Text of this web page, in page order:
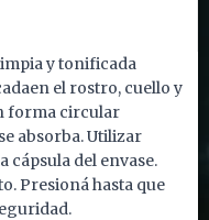
y tonificada
el rostro, cuello y
forma circular
absorba. Utilizar
cápsula del envase.
Presioná hasta que